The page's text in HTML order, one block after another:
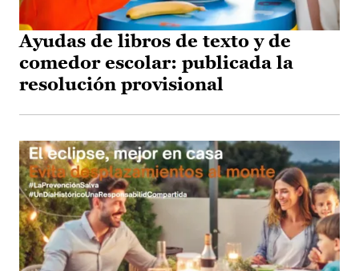
Ayudas de libros de texto y de
comedor escolar: publicada la
resolución provisional